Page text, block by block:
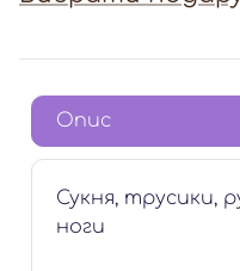
Опис
Сукня, трусики,
ноги